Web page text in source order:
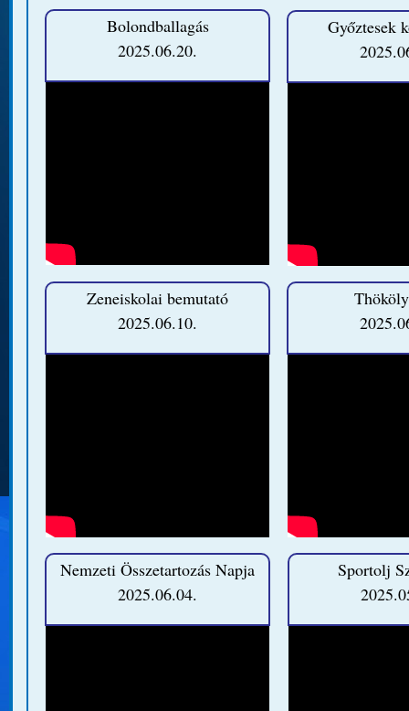
Bolondballagás
2025.06.20.
Győztesek
Zeneiskolai bemutató
2025.06.10.
Nemzeti Összetartozás Napja
2025.06.04.
Sportolj